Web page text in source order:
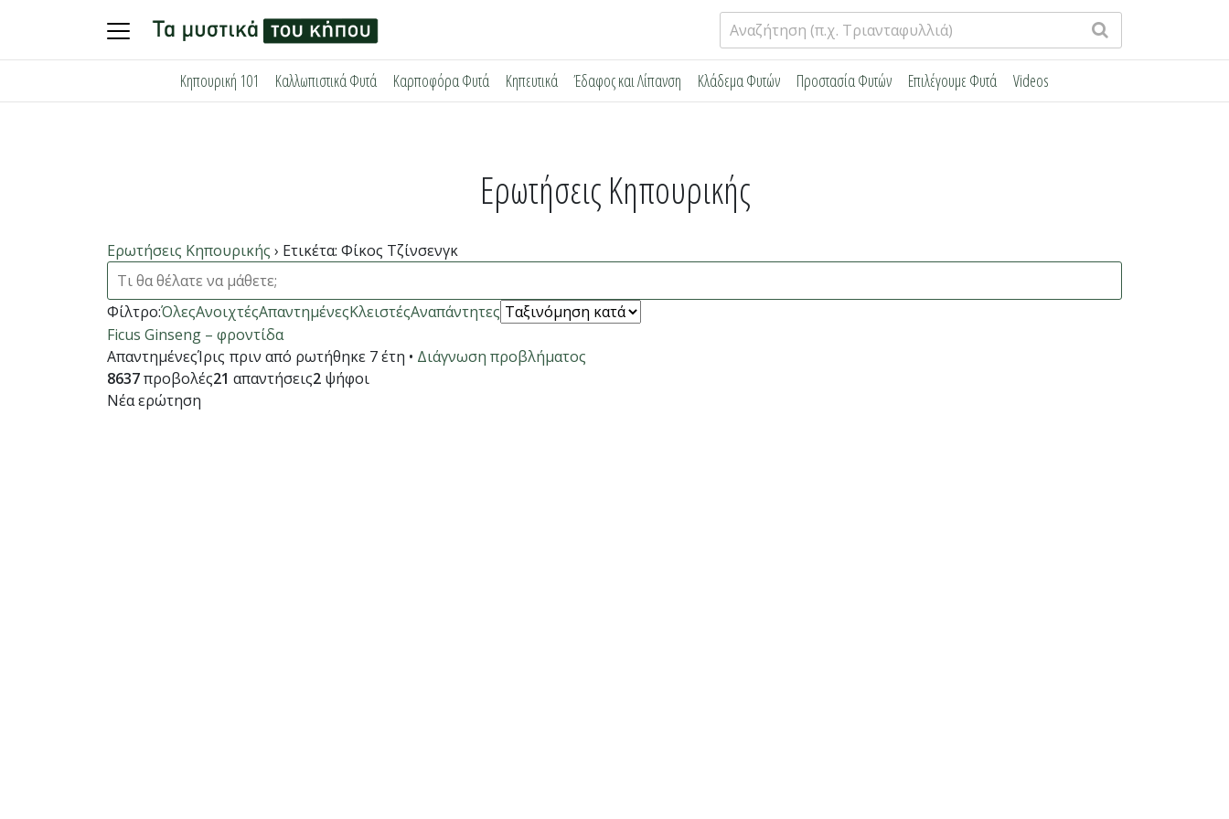
Αναζήτηση
για:
Κηπουρική 101 Καλλωπιστικά Φυτά Καρποφόρα Φυτά Κηπευτικά Έδαφος και Λίπανση Κλάδεμα Φυτών Προστασία Φυτών Επιλέγουμε Φυτά Videos
Ερωτήσεις Κηπουρικής
Ερωτήσεις Κηπουρικής › Ετικέτα: Φίκος Τζίνσενγκ
Φίλτρο:ΌλεςΑνοιχτέςΑπαντημένεςΚλειστέςΑναπάντητες
Ficus Ginseng – φροντίδα
ΑπαντημένεςΊρις πριν από ρωτήθηκε 7 έτη • Διάγνωση προβλήματος
8637προβολές21 απαντήσεις2 ψήφοι
Νέα ερώτηση